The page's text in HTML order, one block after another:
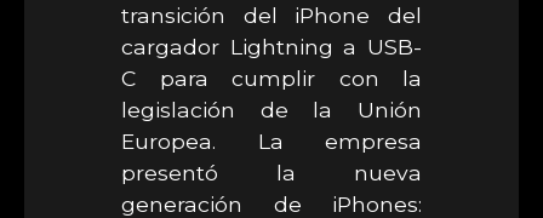
transición del iPhone del
cargador Lightning a USB-
C para cumplir con la
legislación de la Unión
Europea. La empresa
presentó la nueva
generación de iPhones: